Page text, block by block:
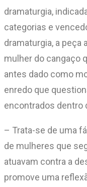
dramaturgia,
categorias e
dramaturgia, a peça
mulher do cangaço
antes dado como
enredo que
encontrados dentro
– Trata-se de uma
de mulheres que
atuavam contra a
promove uma